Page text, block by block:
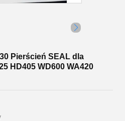
Pierścień SEAL dla
HD405 WD600 WA420